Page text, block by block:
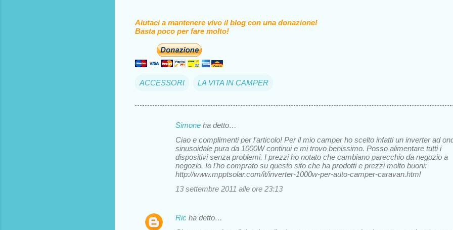
Aiutaci a mantenere vivo il blog con una donazione!
Basta poco per fare molto!
ACCESSORI LA VITA IN CAMPER
t
Simone ha detto…
Ciao e complimenti per l'articolo! Per il mio camper ho scelto infatti un inverter ad
sinusoidale pura da 1000W continui e mi trovo benissimo. Posso alimentare tutti i
dispositivi senza problemi. I prezzi ho notato che cambiano parecchio da negozio a
negozio. Io l'ho comprato su questo sito che ha prodotti e prezzi molto buoni:
http://www.mpptsolar.com/it/inverter-1000w-per-auto-camper-caravan.html
13 settembre 2011 alle ore 23:13
Ric ha detto…